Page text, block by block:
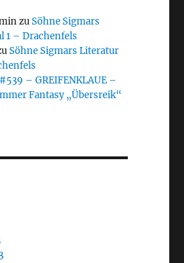
zuSöhne Sigmars
1 – Drachenfels
Söhne Sigmars Literatur
– GREIFENKLAUE –
Fantasy „Übersreik“